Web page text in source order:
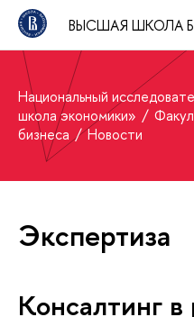
ВЫСШАЯ ШКОЛА
Национальный
школа экономики»
бизнеса
Новости
Экспертиза
Консалтинг в